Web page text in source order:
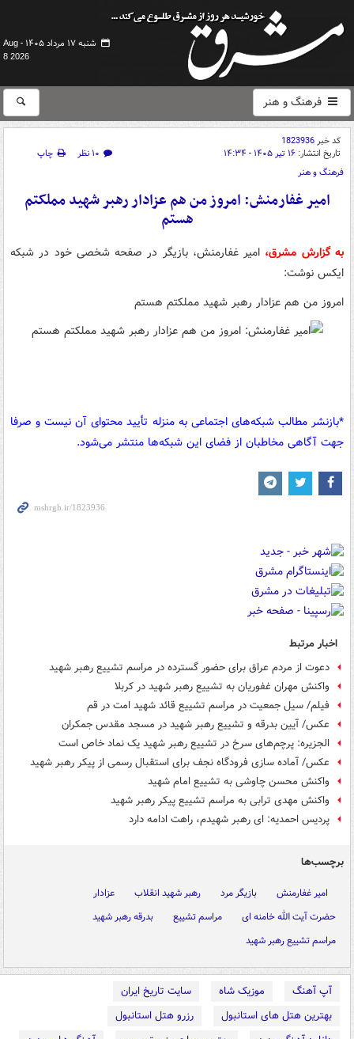
شنبه ۱۷ مرداد ۱۴۰۵ -
Aug
8 2026
فرهنگ و هنر
کد خبر1823936
تاریخ انتشار: ۱۶ تیر ۱۴۰۵ - ۱۴:۳۴ ۱۰ نظر
چاپ
فرهنگ و هنر
امیر غفارمنش: امروز من هم عزادار رهبر شهید مملکتم
هستم
به گزارش مشرق، امیر غفارمنش، بازیگر در صفحه شخصی خود در شبکه
ایکس نوشت:
امروز من هم عزادار رهبر شهید مملکتم هستم
*بازنشر مطالب شبکه‌های اجتماعی به منزله تأیید محتوای آن نیست و صرفا
جهت آگاهی مخاطبان از فضای این شبکه‌ها منتشر می‌شود.
اخبار مرتبط
دعوت از مردم عراق برای حضور گسترده در مراسم تشییع رهبر شهید
واکنش مهران غفوریان به تشییع رهبر شهید در کربلا
فیلم/ سیل جمعیت در مراسم تشییع قائد شهید امت در قم
عکس/ آیین بدرقه و تشییع رهبر شهید در مسجد مقدس جمکران
الجزیره: پرچم‌های سرخ در تشییع رهبر شهید یک نماد خاص است
عکس/ آماده سازی فرودگاه نجف برای استقبال رسمی از پیکر رهبر شهید
واکنش محسن چاوشی به تشییع امام شهید
واکنش مهدی ترابی به مراسم تشییع پیکر رهبر شهید
پردیس احمدیه: ای رهبر شهیدم، راهت ادامه دارد
برچسب‌ها
امیر غفارمنش بازیگر مرد رهبر شهید انقلاب
عزادار
حضرت آیت الله خامنه ای
مراسم تشییع
بدرقه رهبر شهید
مراسم تشییع رهبر شهید
آپ آهنگ موزیک شاه
سایت تاریخ ایران
بهترین هتل های استانبول
رزرو هتل استانبول